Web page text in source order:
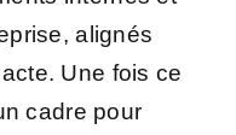
alignés
Une fois ce
cadre pour